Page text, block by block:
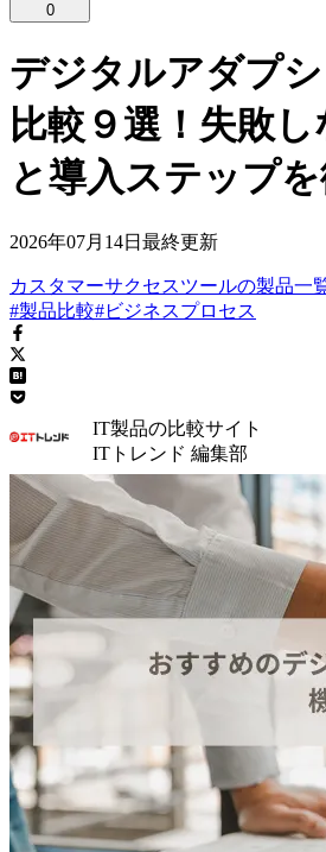
0
デジタルアダプ
比較９選！失敗
と導入ステップ
2026年07月14日 最終更新
カスタマーサクセスツールの製品一
#製品比較#ビジネスプロセス
IT製品の比較サイト
ITトレンド 編集部